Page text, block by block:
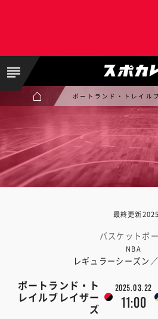
ポートランド・トレイル
最終更新
バスケットボ
NBA
レギュラーシーズン
ポートランド・ト
レイルブレイザー
ズ
2025.03.22
11:00